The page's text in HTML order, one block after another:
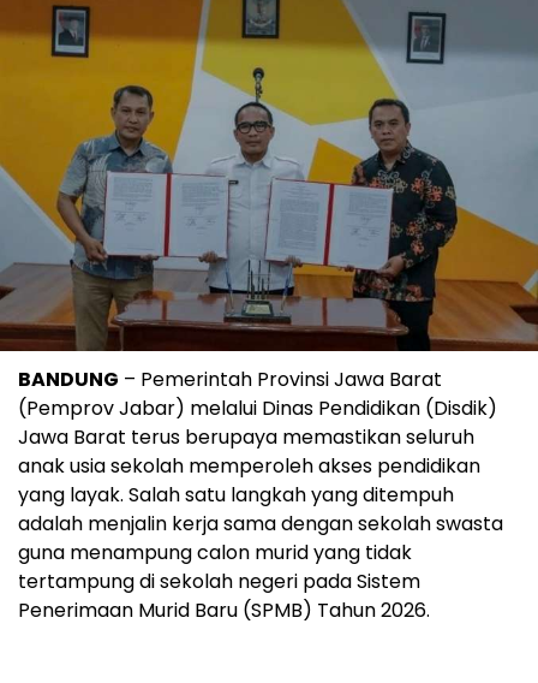
BANDUNG – Pemerintah Provinsi Jawa Barat
(Pemprov Jabar) melalui Dinas Pendidikan (Disdik)
Jawa Barat terus berupaya memastikan seluruh
anak usia sekolah memperoleh akses pendidikan
yang layak. Salah satu langkah yang ditempuh
adalah menjalin kerja sama dengan sekolah swasta
guna menampung calon murid yang tidak
tertampung di sekolah negeri pada Sistem
Penerimaan Murid Baru (SPMB) Tahun 2026.